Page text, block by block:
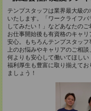
テンプスタッフは業界最大級
いたします。「ワークライフ
してみたい！」などあなたの
お仕事開始後も有資格のキャ
安心。もちろんテンプスタッ
上のお悩みやキャリアのご相
何よりも安心して働いてほし
福利厚生も豊富に取り揃えて
ましょう！